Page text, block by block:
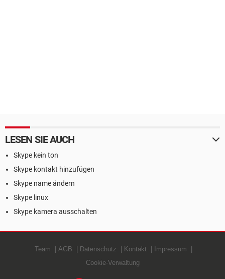
LESEN SIE AUCH
Skype kein ton
Skype kontakt hinzufügen
Skype name ändern
Skype linux
Skype kamera ausschalten
Team AGB Datenschutz Kontakt
Impressum
Cookie-Verwaltung